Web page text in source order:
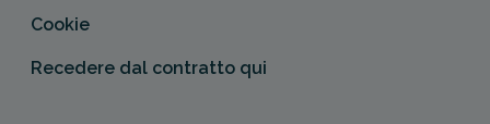
Cookie
Recedere dal contratto qui